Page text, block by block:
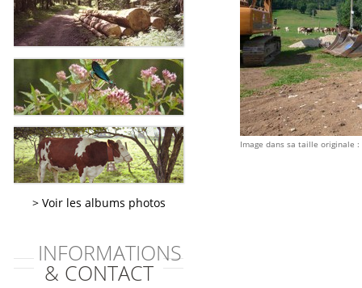
Voir les albums photos
INFORMATIONS
& CONTACT
Image dans sa taille originale :